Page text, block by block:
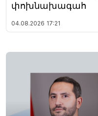
փոխնախագահ
04.08.2026 17:21